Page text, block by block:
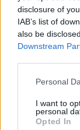
disclosure of
IAB’s list of
also be
Downstream
Personal
I want to
personal
Opted In
20.000
mind azonos
sorszámmal.
T:UNC /
500 Balatoni
1000 Balatoni
2012. 500
1000 Balatoni
2000 Balatoni
5000 Balatoni
10.000 Balatoni
20.000 Balatoni
T:UNC / Hungary
Balatoni Korona
Balatoni Korona
Kikiáltási ár:26
MEGTEKINTEM